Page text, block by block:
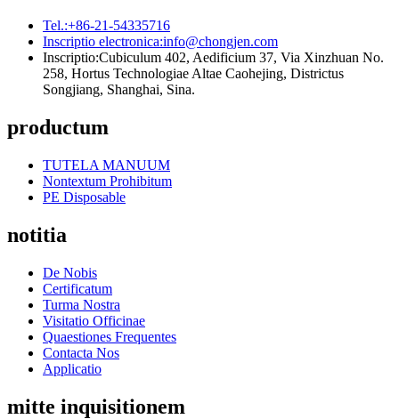
Tel.:+86-21-54335716
Inscriptio electronica:info@chongjen.com
Inscriptio:Cubiculum 402, Aedificium 37, Via Xinzhuan No.
258, Hortus Technologiae Altae Caohejing, Districtus
Songjiang, Shanghai, Sina.
productum
TUTELA MANUUM
Nontextum Prohibitum
PE Disposable
notitia
De Nobis
Certificatum
Turma Nostra
Visitatio Officinae
Quaestiones Frequentes
Contacta Nos
Applicatio
mitte inquisitionem